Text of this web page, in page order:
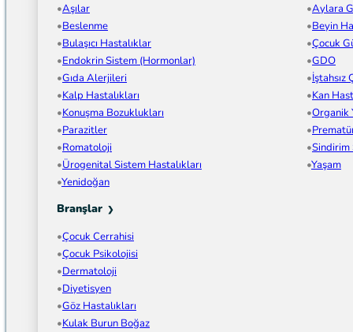
Aşılar
Aylara
Beslenme
Beyin
Bulaşıcı Hastalıklar
Çocuk
Endokrin Sistem (Hormonlar)
GDO
Gıda Alerjileri
İştahsız
Kalp Hastalıkları
Kan
Konuşma Bozuklukları
Organik
Parazitler
Romatoloji
Sindirim
Ürogenital Sistem Hastalıkları
Yaşam
Yenidoğan
Branşlar
Çocuk Cerrahisi
Çocuk Psikolojisi
Dermatoloji
Diyetisyen
Göz Hastalıkları
Kulak Burun Boğaz